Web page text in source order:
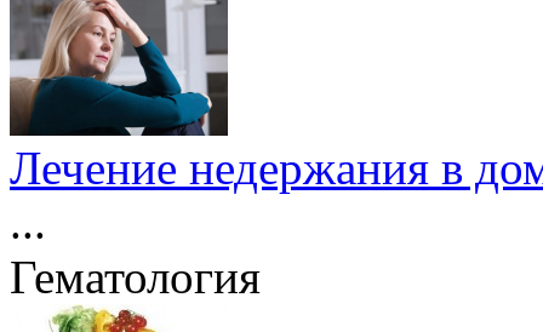
Лечение недержания в
...
Гематология